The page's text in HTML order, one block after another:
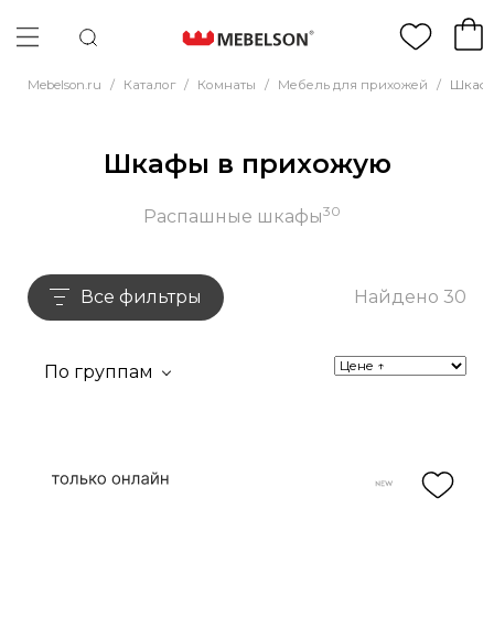
Mebelson.ru / Каталог / Комнаты / Мебель для прихожей /
Шкафы в прихожую
Распашные шкафы30
Все фильтры Найдено 30
По группам